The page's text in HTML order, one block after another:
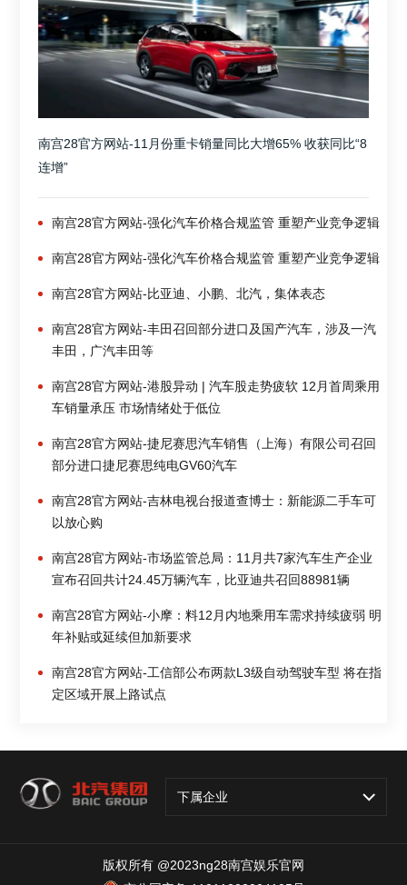
南宫28官方网站-11月份重卡销量同比大增65% 收获同比“8
连增”
南宫28官方网站-强化汽车价格合规监管 重塑产业竞争逻辑
南宫28官方网站-强化汽车价格合规监管 重塑产业竞争逻辑
南宫28官方网站-比亚迪、小鹏、北汽，集体表态
南宫28官方网站-丰田召回部分进口及国产汽车，涉及一汽
丰田，广汽丰田等
南宫28官方网站-港股异动 | 汽车股走势疲软 12月首周乘用
车销量承压 市场情绪处于低位
南宫28官方网站-捷尼赛思汽车销售（上海）有限公司召回
部分进口捷尼赛思纯电GV60汽车
南宫28官方网站-吉林电视台报道查博士：新能源二手车可
以放心购
南宫28官方网站-市场监管总局：11月共7家汽车生产企业
宣布召回共计24.45万辆汽车，比亚迪共召回88981辆
南宫28官方网站-小摩：料12月内地乘用车需求持续疲弱 明
年补贴或延续但加新要求
南宫28官方网站-工信部公布两款L3级自动驾驶车型 将在指
定区域开展上路试点
下属企业
版权所有 @2023ng28南宫娱乐官网